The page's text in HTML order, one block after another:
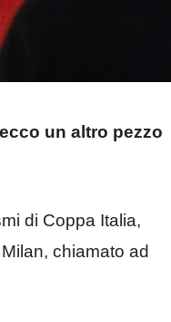
un altro pezzo
di Coppa Italia,
chiamato ad